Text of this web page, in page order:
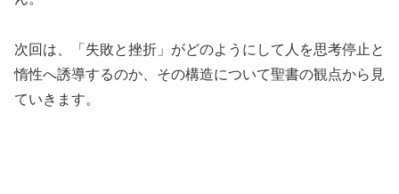
次回は、「失敗と挫折」がどのようにして人を思考停止と
惰性へ誘導するのか、その構造について聖書の観点から見
ていきます。